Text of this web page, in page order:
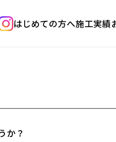
はじめての方へ施工実績
か？